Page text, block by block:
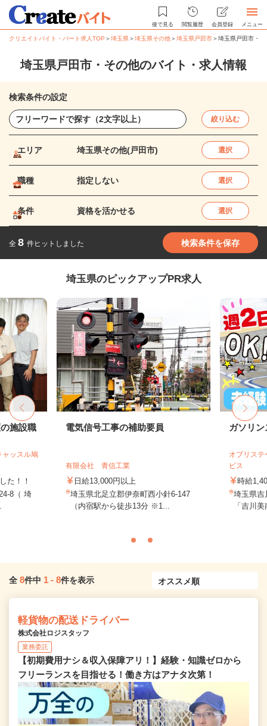
後で見る 閲覧履歴 会員登録 メニュー
クリエイトバイト・パート求人TOP ＞埼玉県＞埼玉県その他＞埼玉県戸田市＞埼玉県戸田市・
埼玉県戸田市・その他のバイト・求人情報
検索条件の設定
絞り込む
エリア 埼玉県その他(戸田市) 選択
職種 指定しない 選択
条件 資格を活かせる 選択
全 8 件ヒットしました 検索条件を保存
埼玉県のピックアップPR求人
施設職
ッスル鳩
た！！
8（ 埼
電気信号工事の補助要員
有限会社 青信工業
日給13,000円以上
埼玉県北足立郡伊奈町西小針6-147
（内宿駅から徒歩13分 ※1...
ガソリ
オブリス
ビス
時給
埼玉県吉
「吉川
全 8件中 1 - 8件を表示
軽貨物の配送ドライバー
株式会社ロジスタッフ
業務委託
【初期費用ナシ＆収入保障アリ！】経験・知識ゼロから
フリーランスを目指せる！働き方はアナタ次第！